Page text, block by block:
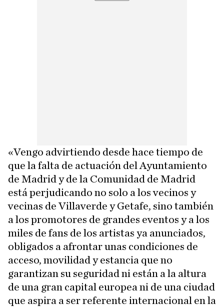
«Vengo advirtiendo desde hace tiempo de
que la falta de actuación del Ayuntamiento
de Madrid y de la Comunidad de Madrid
está perjudicando no solo a los vecinos y
vecinas de Villaverde y Getafe, sino también
a los promotores de grandes eventos y a los
miles de fans de los artistas ya anunciados,
obligados a afrontar unas condiciones de
acceso, movilidad y estancia que no
garantizan su seguridad ni están a la altura
de una gran capital europea ni de una ciudad
que aspira a ser referente internacional en la